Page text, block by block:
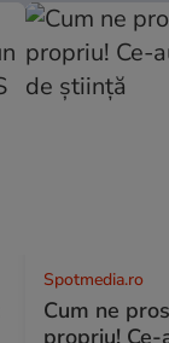
Spotmedia.ro
Cum ne
propriu!